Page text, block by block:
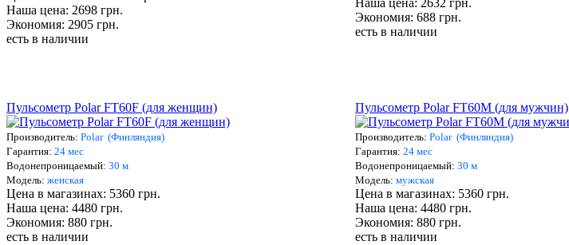
Наша цена: 2698 грн.
Экономия: 2905 грн.
есть в наличии
Наша цена: 2632 грн.
Экономия: 688 грн.
есть в наличии
Пульсометр Polar FT60F (для женщин)
Производитель: Polar (Финляндия)
Гарантия: 24 мес
Водонепроницаемый: 30 м
Модель: женская
Цена в магазинах: 5360 грн.
Наша цена: 4480 грн.
Экономия: 880 грн.
есть в наличии
Пульсометр Polar FT60M (для мужчин)
Производитель: Polar (Финляндия)
Гарантия: 24 мес
Водонепроницаемый: 30 м
Модель: мужская
Цена в магазинах: 5360 грн.
Наша цена: 4480 грн.
Экономия: 880 грн.
есть в наличии